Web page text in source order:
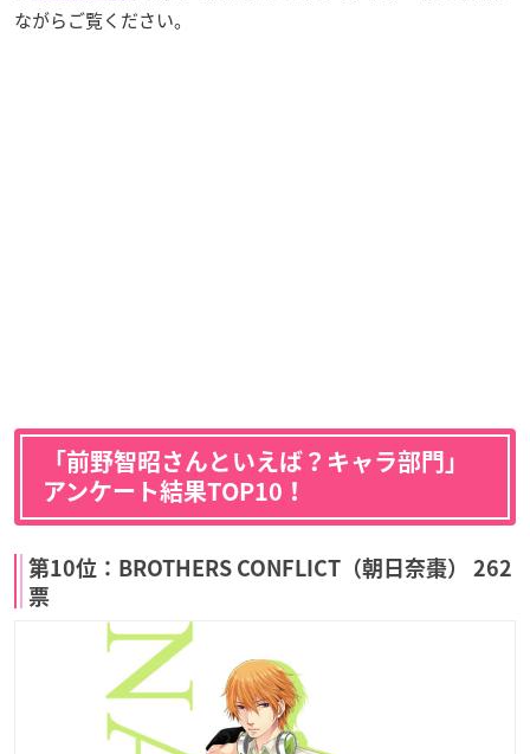
ながらご覧ください。
「前野智昭さんといえば？キャラ部門」
アンケート結果TOP10！
第10位：BROTHERS CONFLICT（朝日奈棗） 262
票